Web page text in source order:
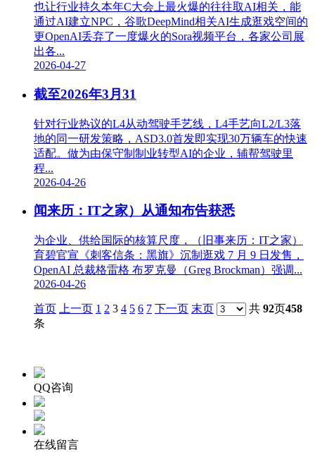
也让行业持久本年C大会上最火爆的往往取AI相关，能
通过AI建立NPC，谷歌DeepMind相关AI生成逛戏空间的
更OpenAI丢弃了一度爆火的Sora视频平台，各家公司展
出各...
2026-04-27
截至2026年3月31
针对行业热议的L4从动驾驶手艺线，L4手艺向L2/L3落
地的同一研发策略，ASD3.0首发即实现30万辆车的快速
适配。做为由保守制制业转型AI的企业，辅帮驾驶里
程...
2026-04-26
闻来历：IT之家）从通知布告获悉
为企业、供给国际的核算尺度，（旧事来历：IT之家）
育碧官宣《刺客信条：黑旗》沉制逛戏 7 月 9 日发售，
OpenAI 总裁格雷格 布罗克曼（Greg Brockman）强调...
2026-04-26
首页 上一页 1 2 3 4 5 6 7 下一页 末页 共 92页458
条
QQ咨询
在线留言